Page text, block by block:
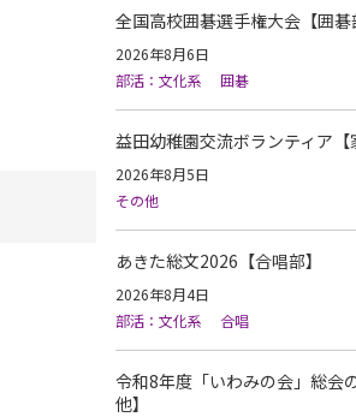
全国高校囲碁選手権大会【囲碁
2026年8月6日
部活：文化系
囲碁
益田幼稚園交流ボランティア【
2026年8月5日
その他
あきた総文2026【合唱部】
2026年8月4日
部活：文化系
合唱
令和8年度「いわみの会」総会
他】